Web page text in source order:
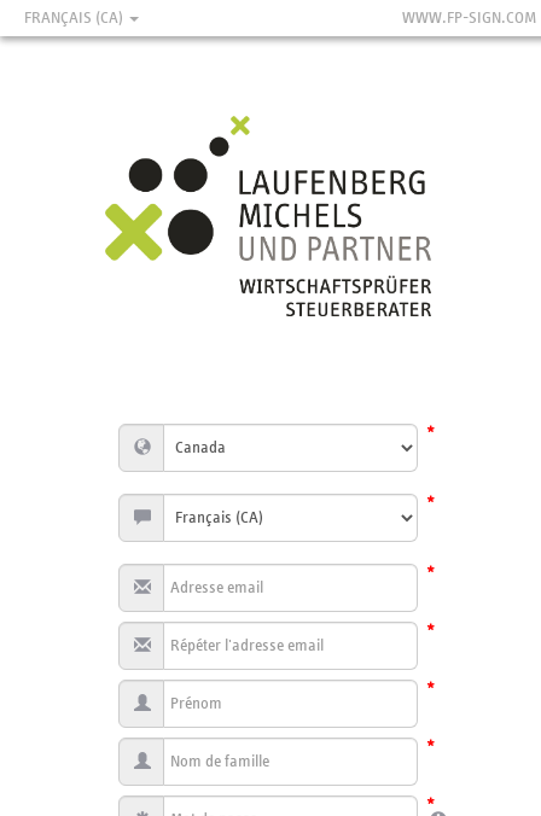
FRANÇAIS (CA) WWW.FP-SIGN.COM
*
*
*
*
*
*
*